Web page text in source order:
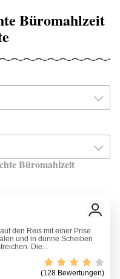
Büromahlzeit
Büromahlzeit
den Reis mit einer Prise
und in dünne Scheiben
Die...
(128 Bewertungen)